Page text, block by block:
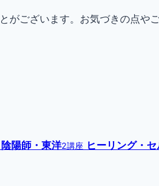
がございます。お気づきの点や
陰陽師・東洋2講座 ヒーリング・